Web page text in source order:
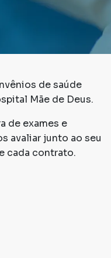
de saúde
Mãe de Deus.
de exames e
avaliar junto ao seu
cada contrato.